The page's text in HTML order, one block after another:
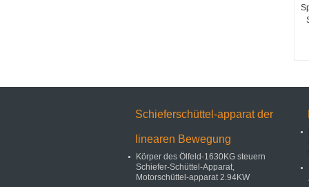
Schieferschüttel-apparat der
linearen Bewegung
Körper des Ölfeld-1630KG steuern
Schiefer-Schüttel-Apparat,
Motorschüttel-apparat 2.94KW